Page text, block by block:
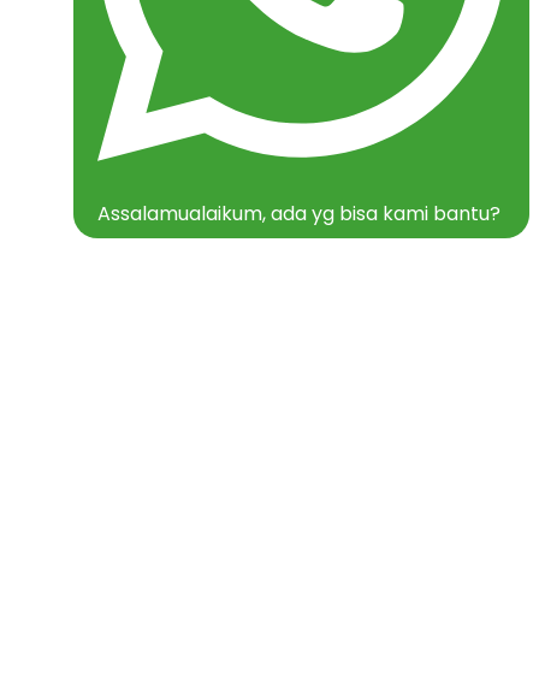
Assalamualaikum, ada yg bisa kami bantu?